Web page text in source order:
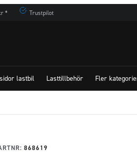
* Trustpilot
lastbil Lasttillbehör Fler
868619